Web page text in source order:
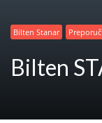
Bilten Stanar
Bilten